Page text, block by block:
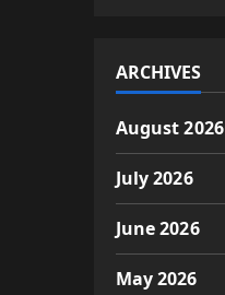
ARCHIVES
August 2026
July 2026
June 2026
May 2026